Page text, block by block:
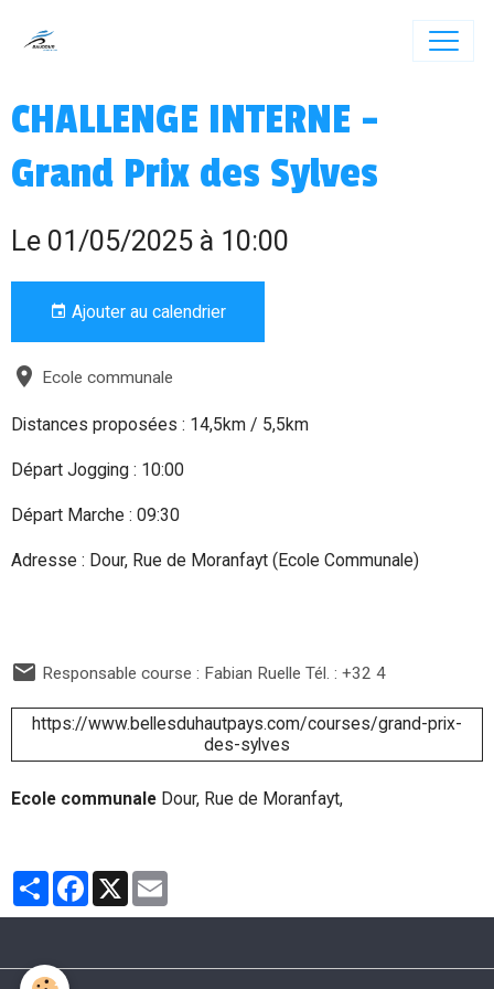
CHALLENGE INTERNE -
Grand Prix des Sylves
Le 01/05/2025 à 10:00
Ajouter au calendrier
Ecole communale
Distances proposées : 14,5km / 5,5km
Départ Jogging : 10:00
Départ Marche : 09:30
Adresse : Dour, Rue de Moranfayt (Ecole Communale)
Responsable course : Fabian Ruelle Tél. : +32 4
https://www.bellesduhautpays.com/courses/grand-prix-
des-sylves
Ecole communale Dour, Rue de Moranfayt,
PartagerFacebook
X